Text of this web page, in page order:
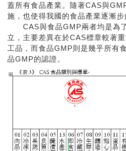
蓋所有食品產業。隨著CAS與
施，也使得我國的食品產業逐漸步
CAS與食品GMP兩者均是為了
立，主要差異在於CAS標章較著
工品，而食品GMP則是幾乎所有
品GMP的認證。